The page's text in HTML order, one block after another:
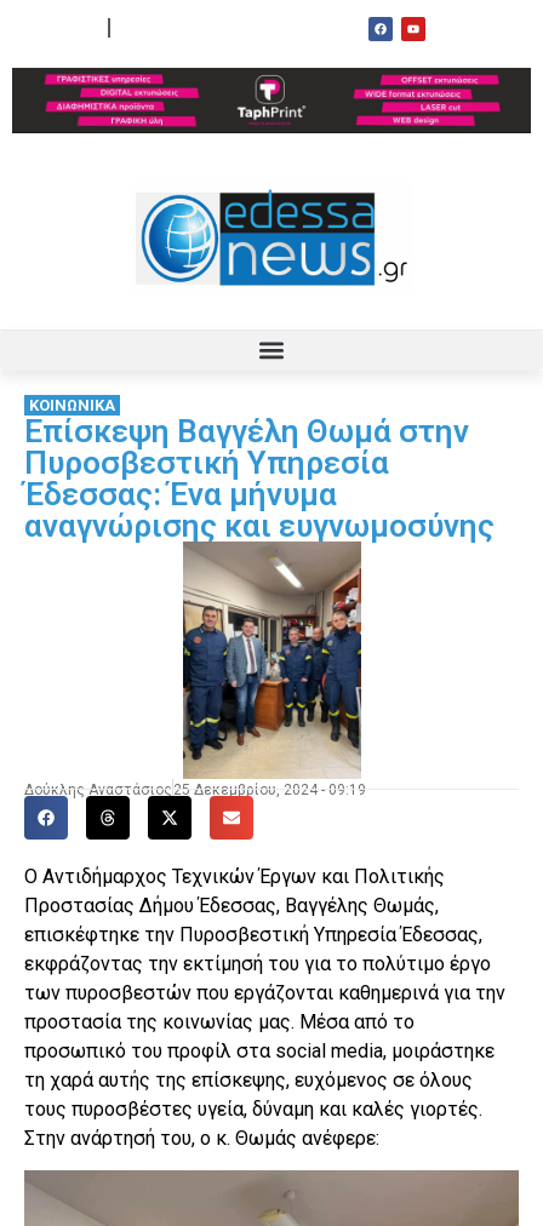
ΚΟΙΝΩΝΙΚΑ
Επίσκεψη Βαγγέλη Θωμά στην
Πυροσβεστική Υπηρεσία
Έδεσσας: Ένα μήνυμα
αναγνώρισης και ευγνωμοσύνης
Δούκλης Αναστάσιος 25 Δεκεμβρίου, 2024 - 09:19
Ο Αντιδήμαρχος Τεχνικών Έργων και Πολιτικής
Προστασίας Δήμου Έδεσσας, Βαγγέλης Θωμάς,
επισκέφτηκε την Πυροσβεστική Υπηρεσία Έδεσσας,
εκφράζοντας την εκτίμησή του για το πολύτιμο έργο
των πυροσβεστών που εργάζονται καθημερινά για την
προστασία της κοινωνίας μας. Μέσα από το
προσωπικό του προφίλ στα social media, μοιράστηκε
τη χαρά αυτής της επίσκεψης, ευχόμενος σε όλους
τους πυροσβέστες υγεία, δύναμη και καλές γιορτές.
Στην ανάρτησή του, ο κ. Θωμάς ανέφερε: